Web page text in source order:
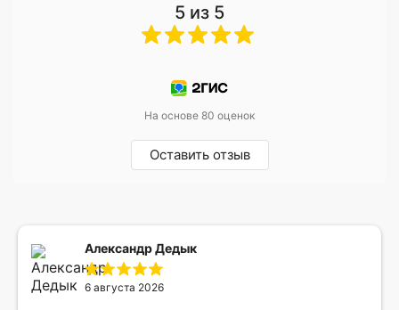
5 из 5
На основе 80 оценок
Оставить отзыв
Александр Дедык
6 августа 2026